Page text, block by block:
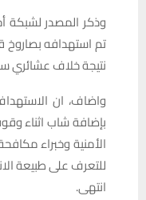
وذكر المصدر لشبكة
نتيجة خلاف عشائري
واضاف، ان
بإضافة شاب اثناء
الأمنية وخبراء
للتعرف على طبيعة
انتهى.